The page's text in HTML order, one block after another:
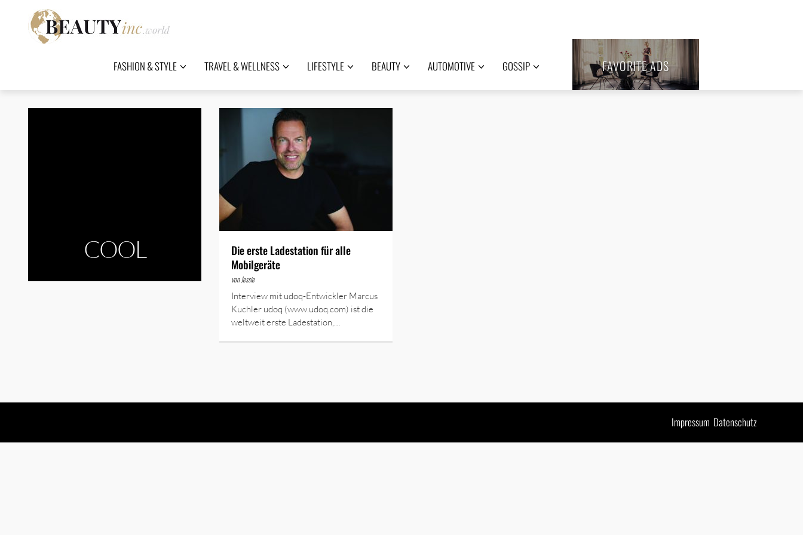
FASHION & STYLE TRAVEL & WELLNESS LIFESTYLE BEAUTY AUTOMOTIVE GOSSIP FAVORITE ADS
COOL
Die erste Ladestation für alle
Mobilgeräte
von Jessie
Interview mit udoq-Entwickler Marcus
Kuchler udoq (www.udoq.com) ist die
weltweit erste Ladestation,…
Impressum Datenschutz